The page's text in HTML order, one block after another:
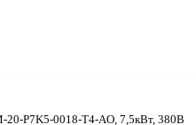
20-P7K5-0018-T4-AO, 7,5кВт, 380В